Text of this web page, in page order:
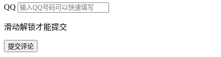
QQ
滑动解锁才能提交